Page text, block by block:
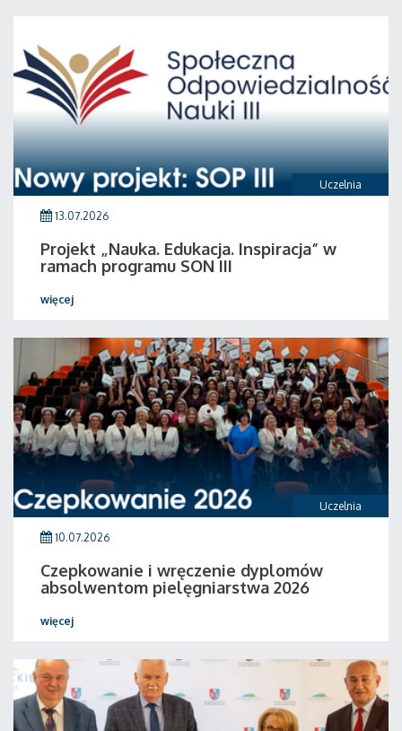
Uczelnia
13.07.2026
Projekt „Nauka. Edukacja. Inspiracja” w
ramach programu SON III
więcej
Uczelnia
10.07.2026
Czepkowanie i wręczenie dyplomów
absolwentom pielęgniarstwa 2026
więcej